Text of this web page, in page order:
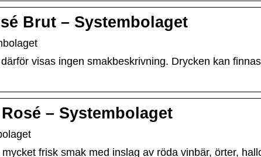
Brut – Systembolaget
visas ingen smakbeskrivning. Drycken kan
– Systembolaget
frisk smak med inslag av röda vinbär, örter,